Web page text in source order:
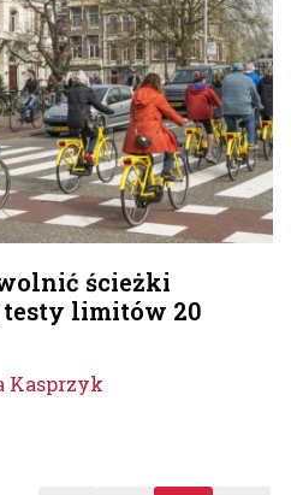
ścieżki
testy limitów 20
Kasprzyk